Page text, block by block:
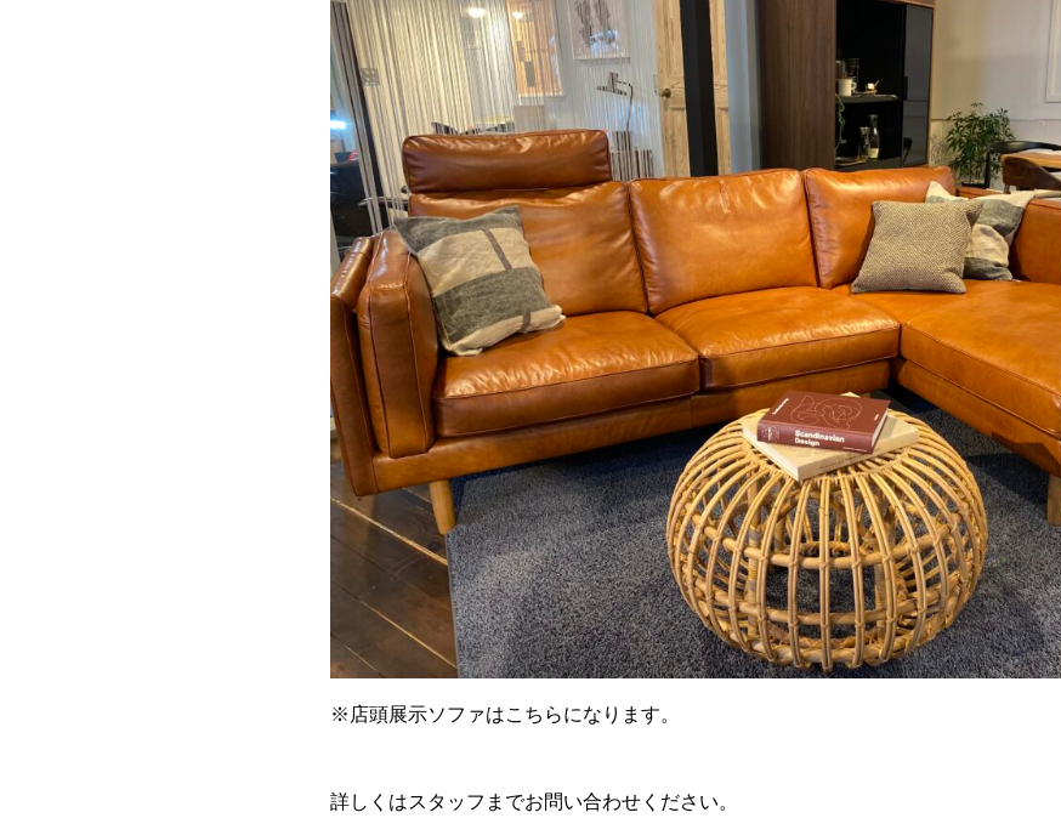
※店頭展示ソファはこちらになります。
詳しくはスタッフまでお問い合わせください。